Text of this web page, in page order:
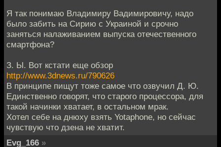
Я так понимаю Владимиру Вадимировичу, надо
было забить на Сирию с Украиной и срочно
заняться налаживанием выпуска отечественного
смартфона?
З. Ы. Вот кстати еще обзор
http://www.3dnews.ru/790626
В принципе пищут тоже самое что озвучил Д. Ю.
Единственно говорят, что старого процессора, для
такой начинки хватает, в остальном мрак.
Хотел себе на днюху взять Yotaphone, но сейчас
чувствую что дзена не хватит.
Evg_166 »